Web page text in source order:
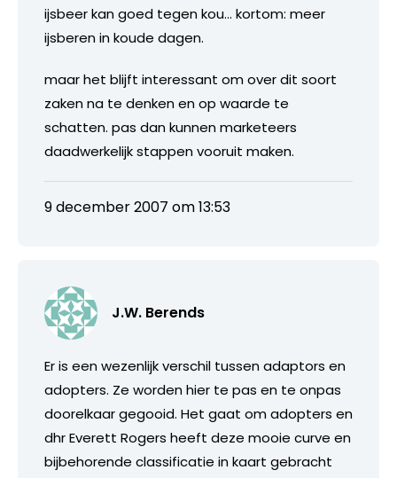
ijsbeer kan goed tegen kou… kortom: meer
ijsberen in koude dagen.
maar het blijft interessant om over dit soort
zaken na te denken en op waarde te
schatten. pas dan kunnen marketeers
daadwerkelijk stappen vooruit maken.
9 december 2007 om 13:53
J.W. Berends
Er is een wezenlijk verschil tussen adaptors en
adopters. Ze worden hier te pas en te onpas
doorelkaar gegooid. Het gaat om adopters en
dhr Everett Rogers heeft deze mooie curve en
bijbehorende classificatie in kaart gebracht